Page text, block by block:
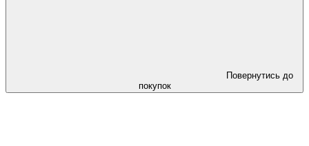
Повернутись до
покупок